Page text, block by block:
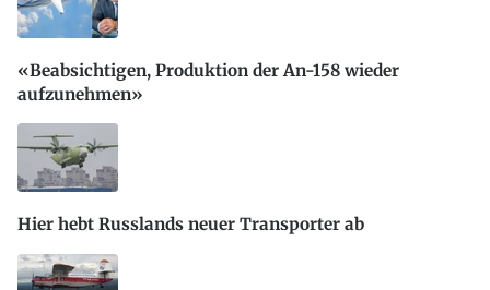
«Beabsichtigen, Produktion der An-158 wieder
aufzunehmen»
Hier hebt Russlands neuer Transporter ab